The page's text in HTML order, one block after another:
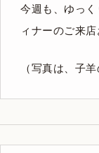
今週も、ゆっ
ィナーのご来
（写真は、子